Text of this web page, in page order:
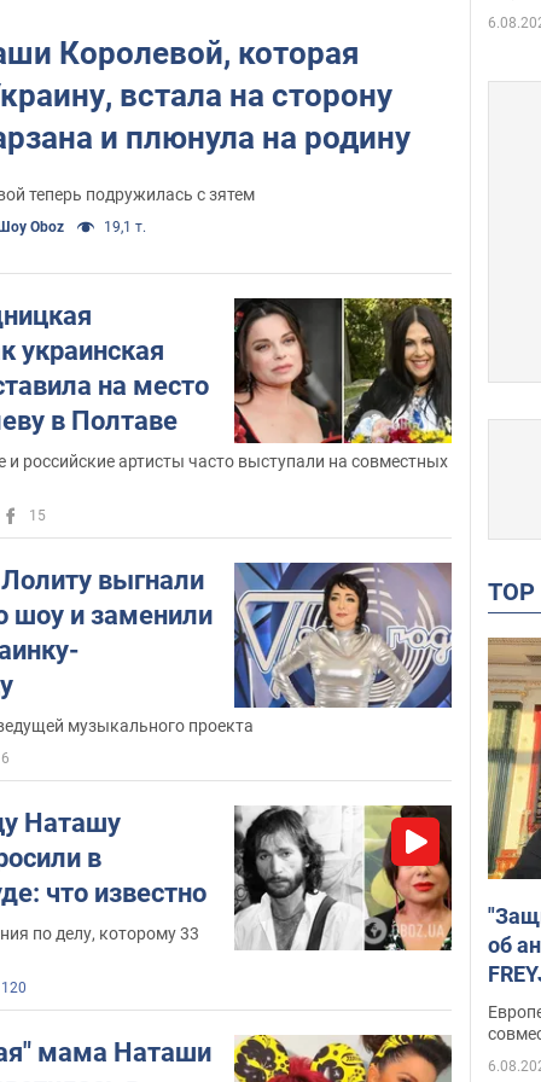
и снова успешно.
В 1990-м году состоялась премьера
первой песни Королевой под
авторством Игоря Николаева:
певицу звездой Советского Союза.
гастролировала по всему миру – от
Израиля до Германии.
Принимала участие в различных
телепроектах, среди которых
украинские и российские"Танцы со
Подари себе жизнь",
"Время обедать" и "Королева
– с 2008-го года работала в сфере
ювелирного дизайна, а в 2009-м и 2011-
м годах Наташа Королева открыла в
Москве собственные салоны красоты.
Интимные фото Наташи Королевой
Скандал с фотографиями голой
Наташи Королевой и самым
настоящим "домашним порно" Наташи
Королевой и Сергея Глушко,
разразился в 2015-м году, когда фото и
видео были опубликованы в сети.
В 2003-м году Наташа Королева
вступила в партиюВладимира Путина
Королевой, которая
встала на сторону
и плюнула на родину
теперь подружилась с зятем
Шоу Oboz 19,1 т.
украинская
на место
в Полтаве
и российские артисты часто выступали на совместных
15
выгнали
шоу и заменили
музыкального проекта
Наташу
в
что известно
по делу, которому 33
120
мама Наташи
об